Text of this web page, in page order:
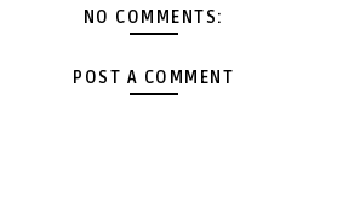
NO COMMENTS:
POST A COMMENT